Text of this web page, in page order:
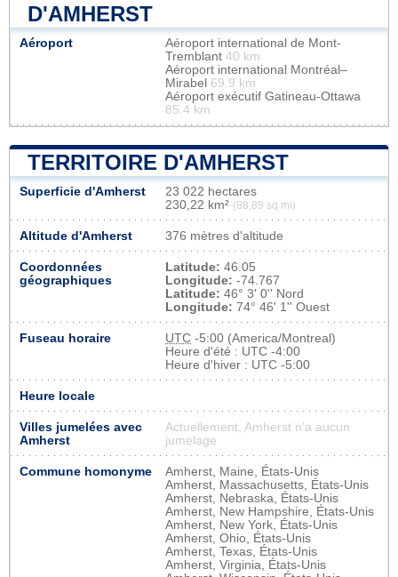
D'AMHERST
Aéroport
Aéroport international de Mont-
Tremblant 40 km
Aéroport international Montréal–
Mirabel 69.9 km
Aéroport exécutif Gatineau-Ottawa
85.4 km
TERRITOIRE D'AMHERST
Superficie d'Amherst
23 022 hectares
230,22 km² (88,89 sq mi)
Altitude d'Amherst 376 mètres d'altitude
Coordonnées
géographiques
Latitude: 46.05
Longitude: -74.767
Latitude: 46° 3' 0'' Nord
Longitude: 74° 46' 1'' Ouest
Fuseau horaire UTC -5:00 (America/Montreal)
Heure d'été : UTC -4:00
Heure d'hiver : UTC -5:00
Heure locale
Villes jumelées avec
Amherst
Actuellement, Amherst n'a aucun
jumelage
Commune homonyme
Amherst, Maine, États-Unis
Amherst, Massachusetts, États-Unis
Amherst, Nebraska, États-Unis
Amherst, New Hampshire, États-Unis
Amherst, New York, États-Unis
Amherst, Ohio, États-Unis
Amherst, Texas, États-Unis
Amherst, Virginia, États-Unis